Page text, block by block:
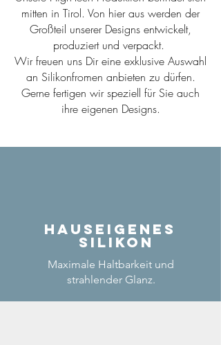
mitten in Tirol. Von hier aus werden der
Großteil unserer Designs entwickelt,
produziert und verpackt.
Wir freuen uns Dir eine exklusive Auswahl
an Silikonfromen anbieten zu dürfen.
Gerne fertigen wir speziell für Sie auch
ihre eigenen Designs.
Hauseigenes
Silikon
Maximale Haltbarkeit und
strahlender Glanz.